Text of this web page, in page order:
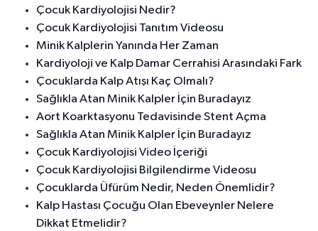
Çocuk Kardiyolojisi Nedir?
Çocuk Kardiyolojisi Tanıtım Videosu
Minik Kalplerin Yanında Her Zaman
Kardiyoloji ve Kalp Damar Cerrahisi Arasındaki Fark
Çocuklarda Kalp Atışı Kaç Olmalı?
Sağlıkla Atan Minik Kalpler İçin Buradayız
Aort Koarktasyonu Tedavisinde Stent Açma
Sağlıkla Atan Minik Kalpler İçin Buradayız
Çocuk Kardiyolojisi Video İçeriği
Çocuk Kardiyolojisi Bilgilendirme Videosu
Çocuklarda Üfürüm Nedir, Neden Önemlidir?
Kalp Hastası Çocuğu Olan Ebeveynler Nelere
Dikkat Etmelidir?